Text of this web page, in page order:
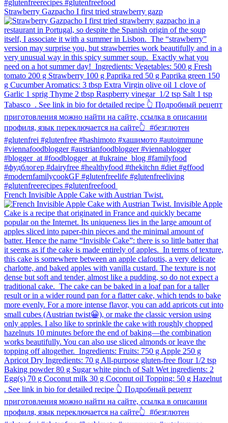
Strawberry Gazpacho⁠ I first tried strawberry gazp
French Invisible Apple Cake with Austrian Twist.⁠